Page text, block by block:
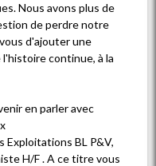
Nous avons plus de
de perdre notre
d'ajouter une
continue, à la
en parler avec
Exploitations BL P&V,
H/F . A ce titre vous